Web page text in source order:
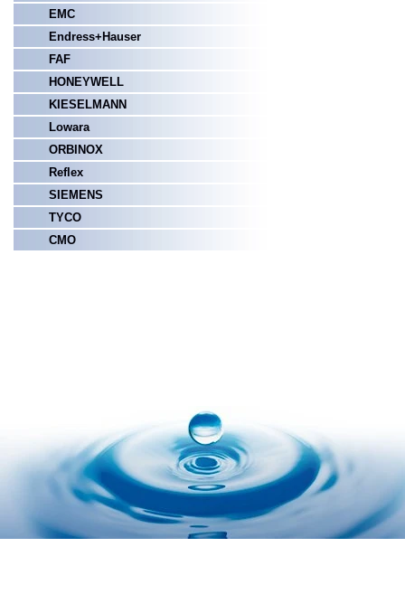
EMC
Endress+Hauser
FAF
HONEYWELL
KIESELMANN
Lowara
ORBINOX
Reflex
SIEMENS
TYCO
СМО